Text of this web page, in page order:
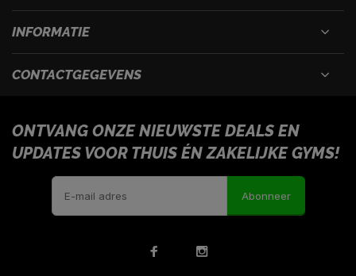
INFORMATIE
CONTACTGEGEVENS
ONTVANG ONZE NIEUWSTE DEALS EN
UPDATES VOOR THUIS ÉN ZAKELIJKE GYMS!
Abonneer